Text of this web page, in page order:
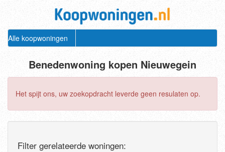
Alle koopwoningen
Benedenwoning kopen Nieuwegein
Het spijt ons, uw zoekopdracht leverde geen resulaten op.
Filter gerelateerde woningen: